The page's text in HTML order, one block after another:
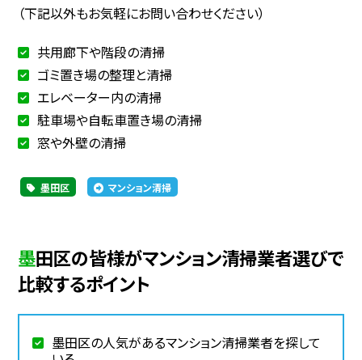
（下記以外もお気軽にお問い合わせください）
共用廊下や階段の清掃
ゴミ置き場の整理と清掃
エレベーター内の清掃
駐車場や自転車置き場の清掃
窓や外壁の清掃
墨田区 マンション清掃
墨田区の皆様がマンション清掃業者選びで
比較するポイント
墨田区の人気があるマンション清掃業者を探して